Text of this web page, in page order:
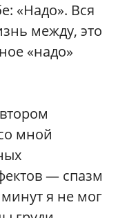
«Надо». Вся
между, это
«надо»
мной
— спазм
я не мог